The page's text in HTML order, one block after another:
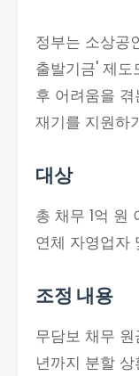
정부는 소상공
출발기금' 제도
후 어려움을
재기를 지원하
대상
총 채무 1억 원
연체 자영업자
조정 내용
무담보 채무
년까지 분할